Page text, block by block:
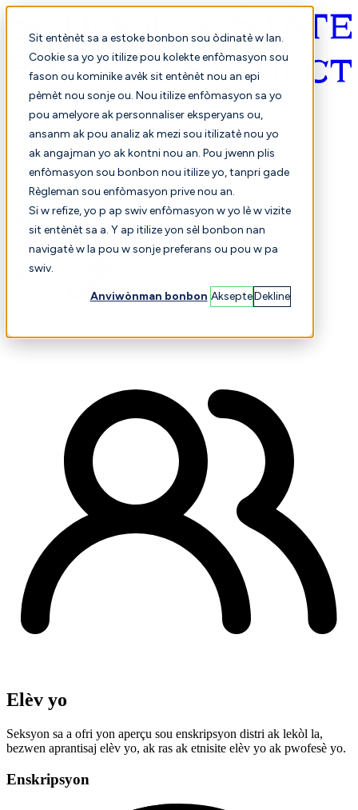
Sit entènèt sa a estoke bonbon sou òdinatè w lan.
Cookie sa yo yo itilize pou kolekte enfòmasyon sou
fason ou kominike avèk sit entènèt nou an epi
pèmèt nou sonje ou. Nou itilize enfòmasyon sa yo
pou amelyore ak personnaliser eksperyans ou,
ansanm ak pou analiz ak mezi sou itilizatè nou yo
ak angajman yo ak kontni nou an. Pou jwenn plis
enfòmasyon sou bonbon nou itilize yo, tanpri gade
Règleman sou enfòmasyon prive nou an.
Si w refize, yo p ap swiv enfòmasyon w yo lè w vizite
sit entènèt sa a. Y ap itilize yon sèl bonbon nan
navigatè w la pou w sonje preferans ou pou w pa
swiv.
Anviwònman bonbon AksepteDekline
Kreyòl ayisyen
Konparezon
Elèv yo
Seksyon sa a ofri yon aperçu sou enskripsyon distri ak lekòl la,
bezwen aprantisaj elèv yo, ak ras ak etnisite elèv yo ak pwofesè yo.
Enskripsyon